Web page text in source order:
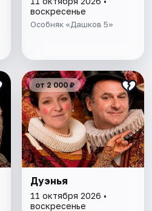
воскресенье
Особняк «Дашков 5»
от 2 000 ₽
Дуэнья
11 октября 2026 •
воскресенье